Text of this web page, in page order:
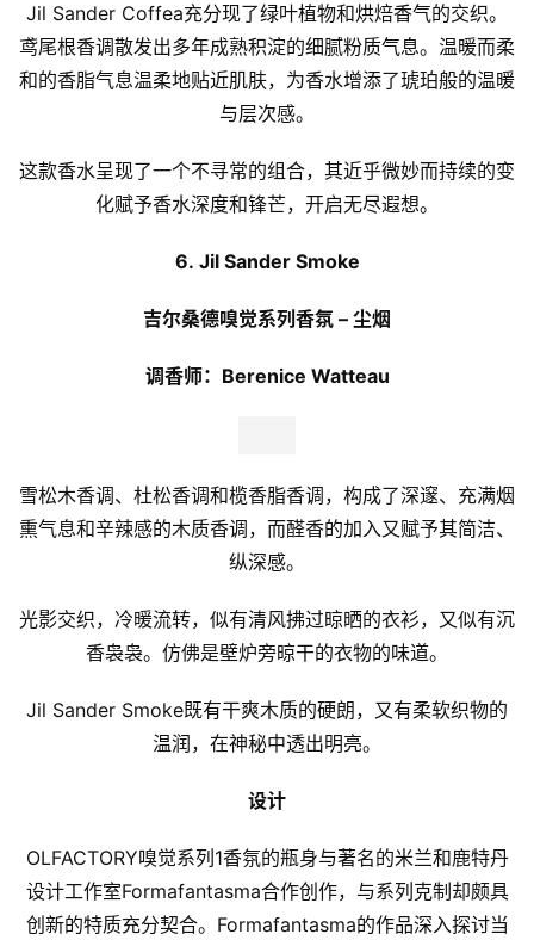
Jil Sander Coffea充分现了绿叶植物和烘焙香气的交织。
鸢尾根香调散发出多年成熟积淀的细腻粉质气息。温暖而柔
和的香脂气息温柔地贴近肌肤，为香水增添了琥珀般的温暖
与层次感。
这款香水呈现了一个不寻常的组合，其近乎微妙而持续的变
化赋予香水深度和锋芒，开启无尽遐想。
6. Jil Sander Smoke
吉尔桑德嗅觉系列香氛 – 尘烟
调香师：Berenice Watteau
雪松木香调、杜松香调和榄香脂香调，构成了深邃、充满烟
熏气息和辛辣感的木质香调，而醛香的加入又赋予其简洁、
纵深感。
光影交织，冷暖流转，似有清风拂过晾晒的衣衫，又似有沉
香袅袅。仿佛是壁炉旁晾干的衣物的味道。
Jil Sander Smoke既有干爽木质的硬朗，又有柔软织物的
温润，在神秘中透出明亮。
设计
OLFACTORY嗅觉系列1香氛的瓶身与著名的米兰和鹿特丹
设计工作室Formafantasma合作创作，与系列克制却颇具
创新的特质充分契合。Formafantasma的作品深入探讨当